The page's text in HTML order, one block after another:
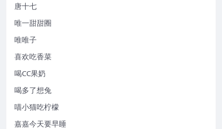
唐十七
唯一甜甜圈
唯唯子
喜欢吃香菜
喝CC果奶
喝多了想兔
喵小猫吃柠檬
嘉嘉今天要早睡